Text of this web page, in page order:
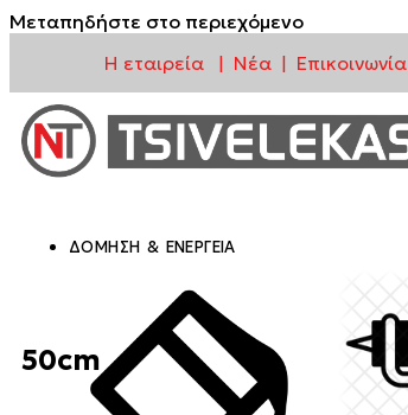
Μεταπηδήστε στο περιεχόμενο
Η εταιρεία | Νέα | Επικοινωνία
ΔΌΜΗΣΗ & ΕΝΈΡΓΕΙΑ
50cm